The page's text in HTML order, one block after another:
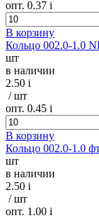
опт. 0.37 i
В корзину
Кольцо 002.0-1.0
шт
в наличии
2.50 i
/ шт
опт. 0.45 i
В корзину
Кольцо 002.0-1.0
шт
в наличии
2.50 i
/ шт
опт. 1.00 i